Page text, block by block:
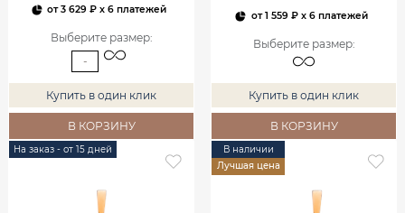
от3 629 ₽ x 6 платежей
Выберите размер:
-
Купить в один клик
В КОРЗИНУ
от1 559 ₽x 6 платежей
Выберите размер:
Купить в один клик
В КОРЗИНУ
На заказ - от 15 дней
В наличии
Лучшая цена